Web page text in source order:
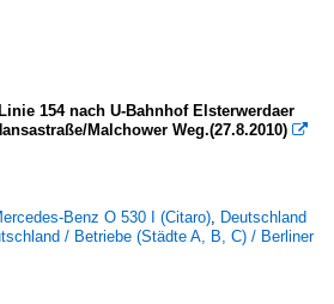
154 nach U-Bahnhof Elsterwerdaer
Malchower Weg.(27.8.2010) 
Benz O 530 I (Citaro), Deutschland
/ Betriebe (Städte A, B, C) / Berliner